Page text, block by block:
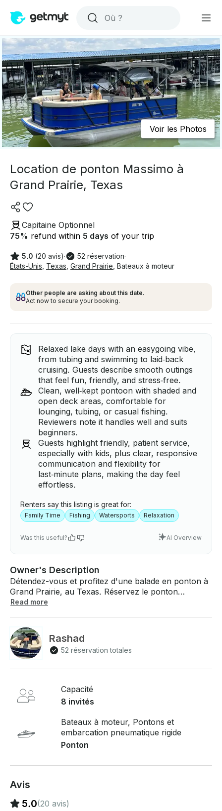
Voir les Photos
Location de ponton Massimo à
Grand Prairie, Texas
Capitaine Optionnel
75% refund within 5 days of your trip
5.0 (20 avis)· 52 réservation·
États-Unis Texas Grand Prairie Bateaux à moteur
Other people are asking about this date.
Act now to secure your booking.
Relaxed lake days with an easygoing vibe,
from tubing and swimming to laid‑back
cruising. Guests describe smooth outings
that feel fun, friendly, and stress‑free.
Clean, well‑kept pontoon with shaded and
open deck areas, comfortable for
lounging, tubing, or casual fishing.
Reviewers note it handles well and suits
beginners.
Guests highlight friendly, patient service,
especially with kids, plus clear, responsive
communication and flexibility for
last‑minute plans, making the day feel
effortless.
Renters say this listing is great for:
Family Time Fishing Watersports Relaxation
Was this useful? AI Overview
Owner's Description
Détendez-vous et profitez d'une balade en ponton à
Grand Prairie, au Texas. Réservez le ponton
Massimo pouvant accueillir jusqu'à 8 personnes.
nous pouvons y répondre via la plateforme de
messagerie de GetMyBoat avant que vous ne payiez.
Cliquez simplement sur « Demande de réservation »
Read more
Rashad
52 réservation totales
Capacité
8 invités
Bateaux à moteur, Pontons et
embarcation pneumatique rigide
Ponton
Avis
5.0(20 avis)